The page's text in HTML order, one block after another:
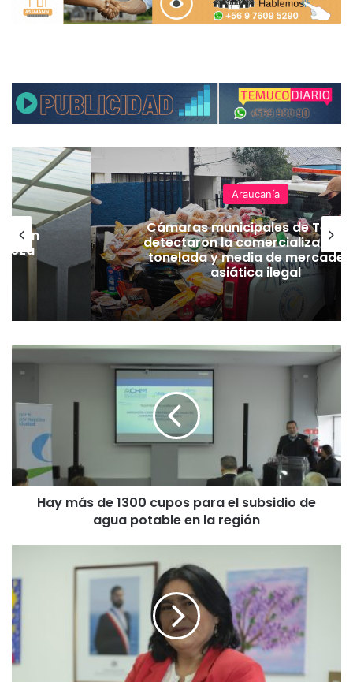
Araucanía
Cámaras municipales de
detectaron la comercialización
tonelada y media de
asiática ilegal
H
m
e
1
p
o
s
p
a
r
Hay más de 1300 cupos para el subsidio de
agua potable en la región
A
r
a
u
c
a